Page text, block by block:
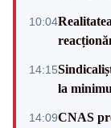
10:04
14:15
la
14:09CNAS